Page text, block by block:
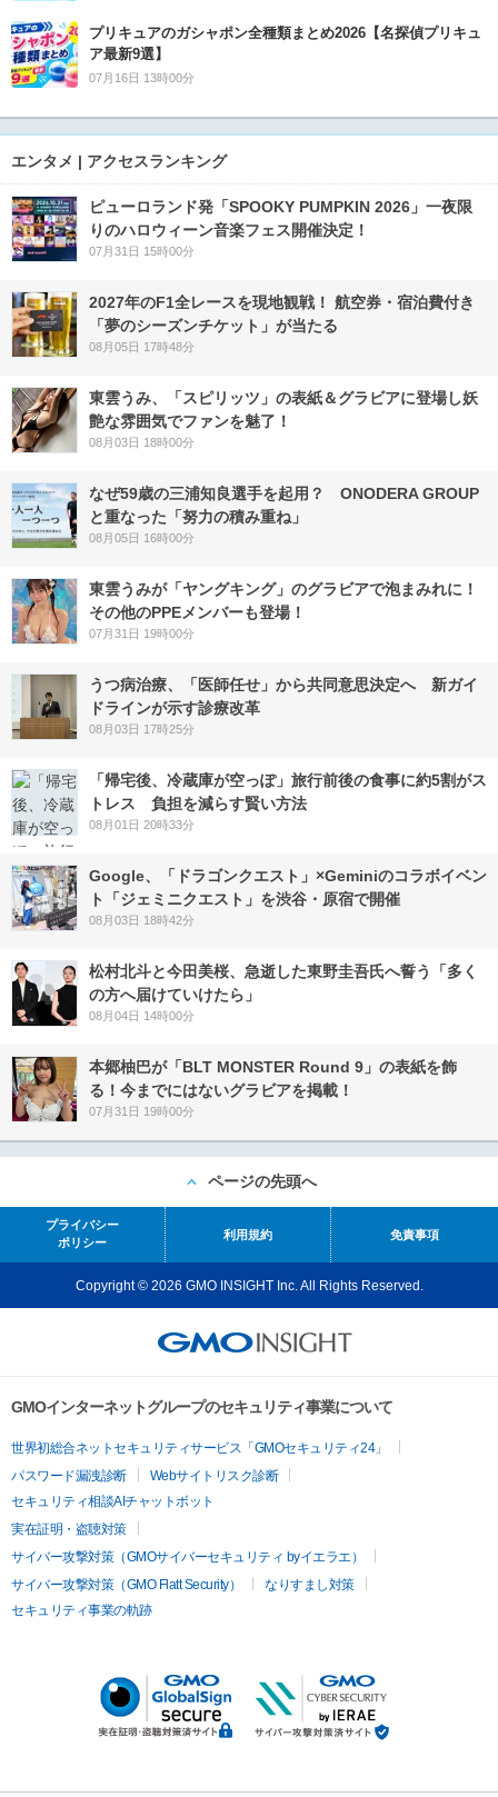
プリキュアのガシャポン全種類まとめ2026【名探偵プリキュ
ア最新9選】
07月16日 13時00分
エンタメ | アクセスランキング
ピューロランド発「SPOOKY PUMPKIN 2026」一夜限
りのハロウィーン音楽フェス開催決定！
07月31日 15時00分
2027年のF1全レースを現地観戦！ 航空券・宿泊費付き
「夢のシーズンチケット」が当たる
08月05日 17時48分
東雲うみ、「スピリッツ」の表紙＆グラビアに登場し妖
艶な雰囲気でファンを魅了！
08月03日 18時00分
なぜ59歳の三浦知良選手を起用？ ONODERA GROUP
と重なった「努力の積み重ね」
08月05日 16時00分
東雲うみが「ヤングキング」のグラビアで泡まみれに！
その他のPPEメンバーも登場！
07月31日 19時00分
うつ病治療、「医師任せ」から共同意思決定へ 新ガイ
ドラインが示す診療改革
08月03日 17時25分
「帰宅後、冷蔵庫が空っぽ」旅行前後の食事に約5割がス
トレス 負担を減らす賢い方法
08月01日 20時33分
Google、「ドラゴンクエスト」×Geminiのコラボイベン
ト「ジェミニクエスト」を渋谷・原宿で開催
08月03日 18時42分
松村北斗と今田美桜、急逝した東野圭吾氏へ誓う「多く
の方へ届けていけたら」
08月04日 14時00分
本郷柚巴が「BLT MONSTER Round 9」の表紙を飾
る！今までにはないグラビアを掲載！
07月31日 19時00分
ページの先頭へ
プライバシー
ポリシー
利用規約 免責事項
Copyright © 2026 GMO INSIGHT Inc. All Rights Reserved.
GMOインターネットグループのセキュリティ事業について
世界初総合ネットセキュリティサービス「GMOセキュリティ24」
パスワード漏洩診断
Webサイトリスク診断
セキュリティ相談AIチャットボット
実在証明・盗聴対策
サイバー攻撃対策（GMOサイバーセキュリティ byイエラエ）
サイバー攻撃対策（GMO Flatt Security）
なりすまし対策
セキュリティ事業の軌跡